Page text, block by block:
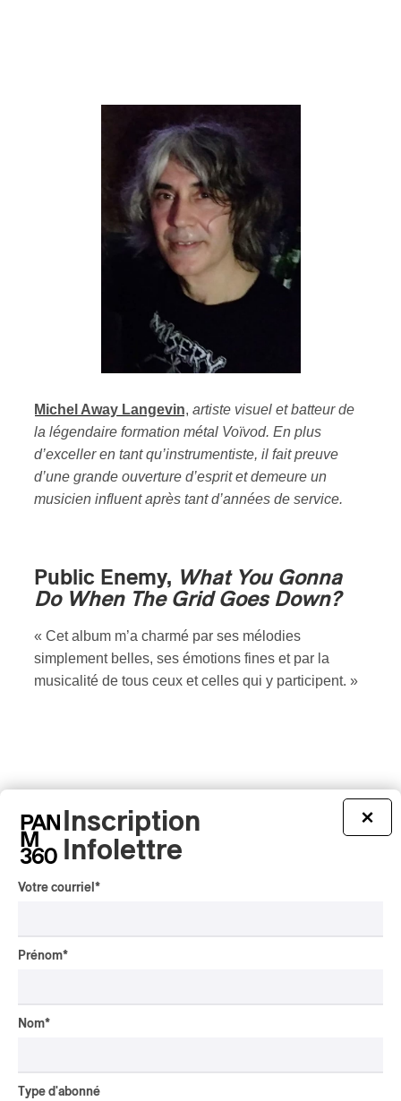
Michel Away Langevin, artiste visuel et batteur de
la légendaire formation métal Voïvod. En plus
d’exceller en tant qu’instrumentiste, il fait preuve
d’une grande ouverture d’esprit et demeure un
musicien influent après tant d’années de service.
Public Enemy, What You Gonna
Do When The Grid Goes Down?
« Cet album m’a charmé par ses mélodies
simplement belles, ses émotions fines et par la
musicalité de tous ceux et celles qui y participent. »
×
Inscription
Infolettre
Votre courriel *
Prénom*
Nom*
Type d'abonné